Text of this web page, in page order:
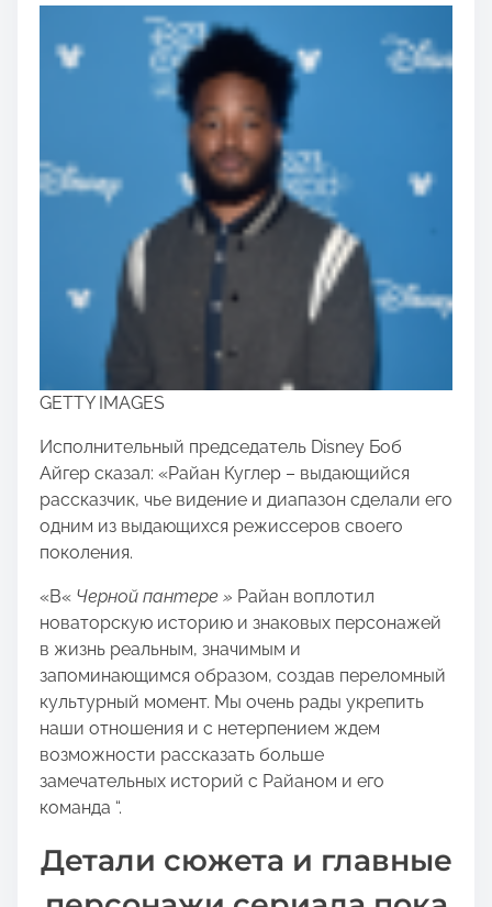
GETTY IMAGES
Исполнительный председатель Disney Боб
Айгер сказал: «Райан Куглер – выдающийся
рассказчик, чье видение и диапазон сделали его
одним из выдающихся режиссеров своего
поколения.
«В« Черной пантере » Райан воплотил
новаторскую историю и знаковых персонажей
в жизнь реальным, значимым и
запоминающимся образом, создав переломный
культурный момент. Мы очень рады укрепить
наши отношения и с нетерпением ждем
возможности рассказать больше
замечательных историй с Райаном и его
команда “.
Детали сюжета и главные